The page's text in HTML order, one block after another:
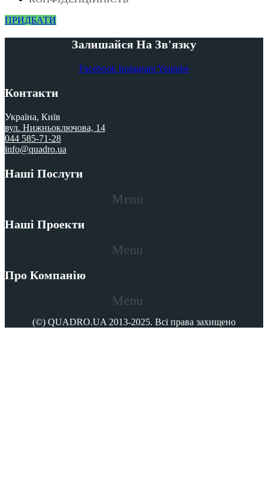
ПРИДБАТИ
Залишайся На Зв'язку
Facebook InstagramYoutube
Контакти
Україна, Київ
вул. Нижньоключова, 14
044 585-71-28
info@quadro.ua
Наші Послуги
Menu
Наші Проекти
Menu
Про Компанію
Menu
(©) QUADRO.UA 2013-2025. Всі права захищено